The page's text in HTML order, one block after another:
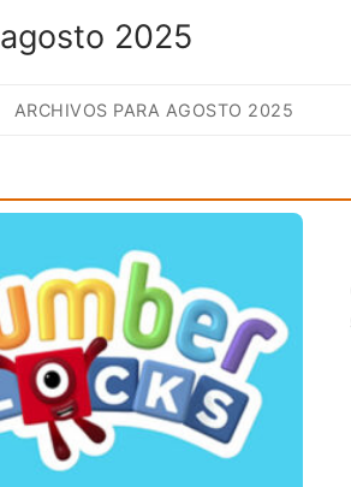
agosto 2025
ARCHIVOS PARA AGOSTO 2025